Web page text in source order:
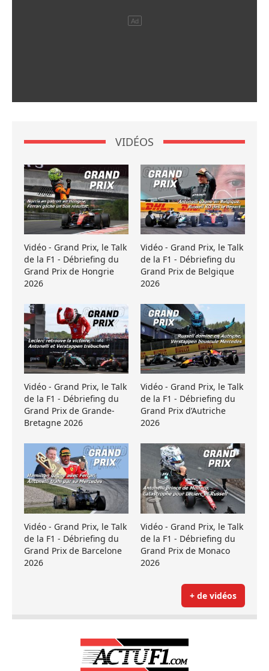
VIDÉOS
Vidéo - Grand Prix, le Talk
de la F1 - Débriefing du
Grand Prix de Hongrie
2026
Vidéo - Grand Prix, le Talk
de la F1 - Débriefing du
Grand Prix de Belgique
2026
Vidéo - Grand Prix, le Talk
de la F1 - Débriefing du
Grand Prix de Grande-
Bretagne 2026
Vidéo - Grand Prix, le Talk
de la F1 - Débriefing du
Grand Prix d’Autriche
2026
Vidéo - Grand Prix, le Talk
de la F1 - Débriefing du
Grand Prix de Barcelone
2026
Vidéo - Grand Prix, le Talk
de la F1 - Débriefing du
Grand Prix de Monaco
2026
+ de vidéos